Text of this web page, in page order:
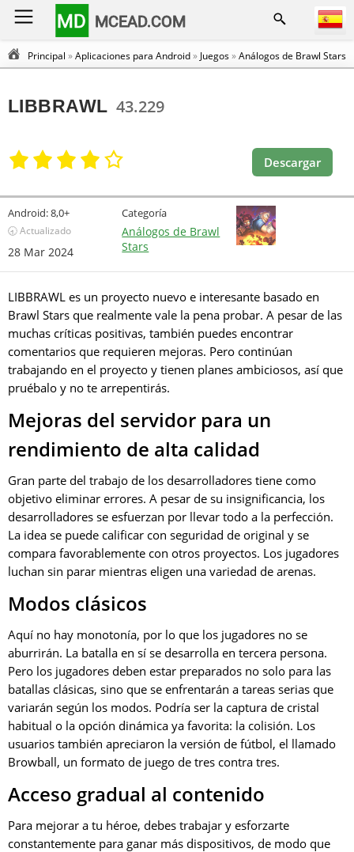
MD MCEAD.COM
Principal »Aplicaciones para Android» Juegos»Análogos de Brawl Stars
LIBBRAWL 43.229
Descargar
Android:8,0+
🕣 Actualizado
28 Mar 2024
Categoría
Análogos de Brawl
Stars
LIBBRAWL es un proyecto nuevo e interesante basado en
Brawl Stars que realmente vale la pena probar. A pesar de las
muchas críticas positivas, también puedes encontrar
comentarios que requieren mejoras. Pero continúan
trabajando en el proyecto y tienen planes ambiciosos, así que
pruébalo y no te arrepentirás.
Mejoras del servidor para un
rendimiento de alta calidad
Gran parte del trabajo de los desarrolladores tiene como
objetivo eliminar errores. A pesar de su insignificancia, los
desarrolladores se esfuerzan por llevar todo a la perfección.
La idea se puede calificar con seguridad de original y se
compara favorablemente con otros proyectos. Los jugadores
luchan sin parar mientras eligen una variedad de arenas.
Modos clásicos
Aquí no hay monotonía, por lo que los jugadores no se
aburrirán. La batalla en sí se desarrolla en tercera persona.
Pero los jugadores deben estar preparados no solo para las
batallas clásicas, sino que se enfrentarán a tareas serias que
variarán según los modos. Podría ser la captura de cristal
habitual o la opción dinámica ya favorita: la colisión. Los
usuarios también apreciaron la versión de fútbol, el llamado
Browball, un formato de juego de tres contra tres.
Acceso gradual al contenido
Para mejorar a tu héroe, debes trabajar y esforzarte
constantemente para ganar más dispositivos, de modo que